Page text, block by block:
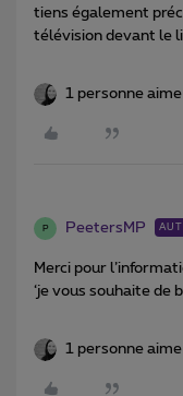
tiens également
télévision devant le
1 personne aime
P PeetersMP
Merci pour
‘je vous souhaite de
1 personne aime